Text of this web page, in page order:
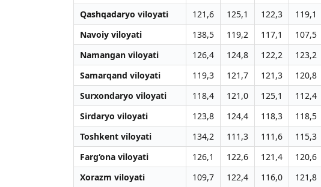
Qashqadaryo viloyati
121,6 125,1 122,3 119,1
Navoiy viloyati
138,5 119,2 117,1 107,5
Namangan viloyati
126,4 124,8 122,2 123,2
Samarqand viloyati
119,3 121,7 121,3 120,8
Surxondaryo viloyati
118,4 121,0 125,1 112,4
Sirdaryo viloyati
123,8 124,4 118,3 118,5
Toshkent viloyati
134,2 111,3 111,6 115,3
Farg‘ona viloyati
126,1 122,6 121,4 120,6
Xorazm viloyati
109,7 122,4 116,0 121,8